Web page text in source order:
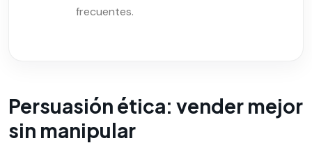
frecuentes.
Persuasión ética: vender mejor
sin manipular